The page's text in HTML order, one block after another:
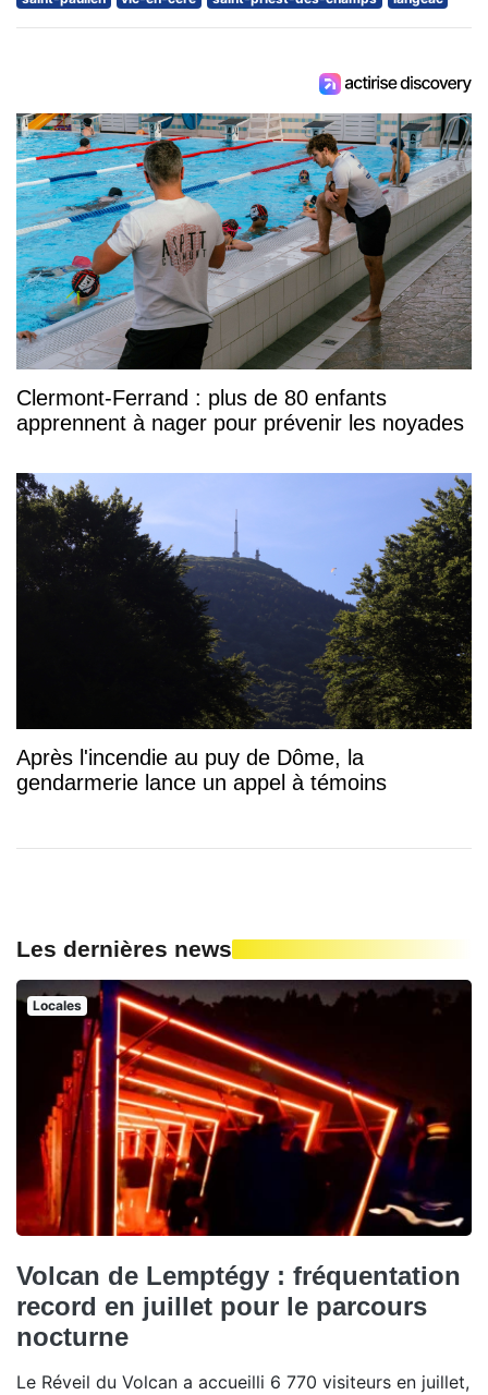
Clermont-Ferrand : plus de 80 enfants
apprennent à nager pour prévenir les noyades
Après l'incendie au puy de Dôme, la
gendarmerie lance un appel à témoins
Les dernières news
Locales
Volcan de Lemptégy : fréquentation
record en juillet pour le parcours
nocturne
Le Réveil du Volcan a accueilli 6 770 visiteurs en juillet,